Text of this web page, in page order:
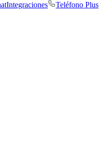
Integraciones Teléfono Plus